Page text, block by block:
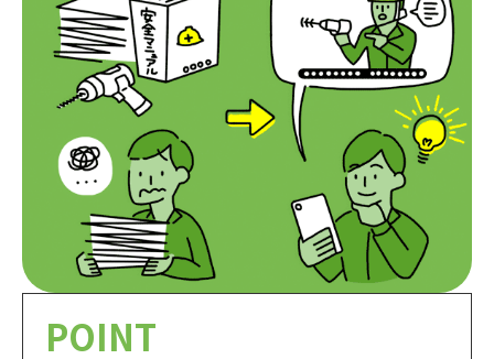
POINT